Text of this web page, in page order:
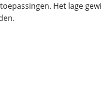
Het lage